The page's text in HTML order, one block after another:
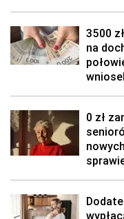
3500
na
0 zł